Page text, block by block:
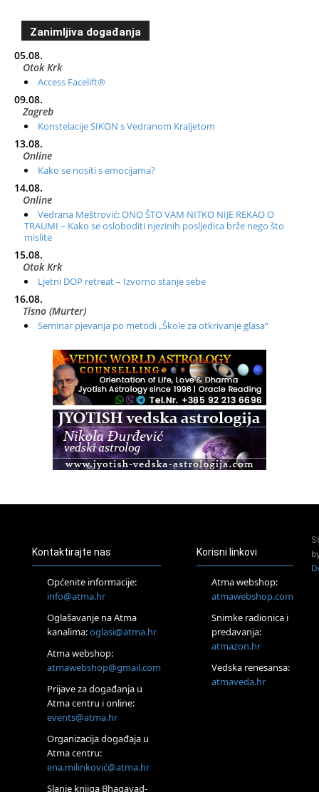
Zanimljiva događanja
05.08.
Otok Krk
Access Facelift®
09.08.
Zagreb
Konstelacije SIKON s Vedranom Kraljetom
13.08.
Online
Kako se nositi s emocijama?
14.08.
Online
Vedrana Meštrović: ONO ŠTO VAM NITKO NIJE REKAO O
TRAUMI – Kako se osloboditi njezinih posljedica brže nego što
mislite
15.08.
Otok Krk
Ljetni DOP retreat – Izvorno stanje sebe
16.08.
Tisno (Murter)
Seminar pjevanja po metodi „Škole za otkrivanje glasa“
Radionica: Pomagači iz drugih dimenzija Online – otvoreno za
Zagreb+Online
Osnovni ThetaHealing® tečaj, Zagreb i Online
Access BARS®, otpusti stres
Pjesma srca / Zagreb
Tečaj Višeg Vodstva, razvijanja intuicije i Akaša zapisa
Online
Postanite Nositelj Vibracije Nove Zemlje
Visoko
Alemka Dauskardt – Jednodnevna radionica sistemskih
konstelacija
Zagreb
HOD PO ŽERAVICI – Seminar koji mijenja tijelo, duh i um
SoulFest – Festival glazbe, mudrosti i zajedništva
Zagreb
Access BARS® edukacija otpusti stres
Kontaktirajte nas
Općenite informacije:
info@atma.hr
Oglašavanje na Atma
kanalima:oglasi@atma.hr
Atma webshop:
atmawebshop@gmail.com
Prijave za događanja u
Atma centru i online:
events@atma.hr
Organizacija događaja u
Atma centru:
ena.milinković@atma.hr
Slanje knjiga Bhagavad-
Korisni linkovi
Atma webshop:
atmawebshop.com
Snimke radionica i
predavanja:
atmazon.hr
Vedska renesansa:
atmaveda.hr